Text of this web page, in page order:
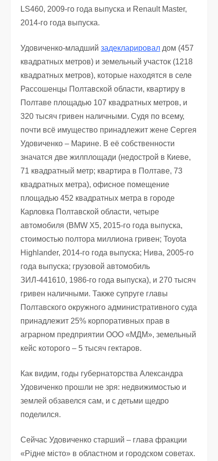
LS460, 2009-го года выпуска и Renault Master,
2014-го года выпуска.
Удовиченко-младшийзадекларировал дом (457
квадратных метров) и земельный участок (1218
квадратных метров), которые находятся в селе
Рассошенцы Полтавской области, квартиру в
Полтаве площадью 107 квадратных метров, и
320 тысяч гривен наличными. Судя по всему,
почти всё имущество принадлежит жене Сергея
Удовиченко – Марине. В её собственности
значатся две жилплощади (недострой в Киеве,
71 квадратный метр; квартира в Полтаве, 73
квадратных метра), офисное помещение
площадью 452 квадратных метра в городе
Карловка Полтавской области, четыре
автомобиля (BMW X5, 2015-го года выпуска,
стоимостью полтора миллиона гривен; Toyota
Highlander, 2014-го года выпуска; Нива, 2005-го
года выпуска; грузовой автомобиль
ЗИЛ-441610, 1986-го года выпуска), и 270 тысяч
гривен наличными. Также супруге главы
Полтавского окружного административного суда
принадлежит 25% корпоративных прав в
аграрном предприятии ООО «МДМ», земельный
кейс которого – 5 тысяч гектаров.
Как видим, годы губернаторства Александра
Удовиченко прошли не зря: недвижимостью и
землей обзавелся сам, и с детьми щедро
поделился.
Сейчас Удовиченко старший – глава фракции
«Рідне місто» в областном и городском советах.